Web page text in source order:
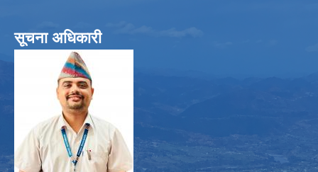
सूचना अधिकारी